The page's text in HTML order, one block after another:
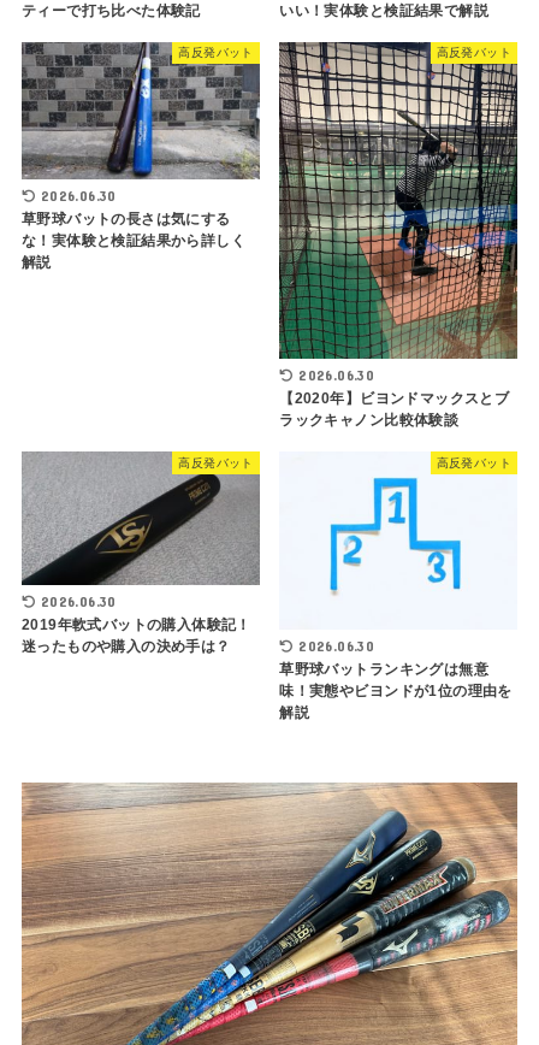
ティーで打ち比べた体験記
いい！実体験と検証結果で解説
高反発バット
2026.06.30
草野球バットの長さは気にする
な！実体験と検証結果から詳しく
解説
高反発バット
2026.06.30
【2020年】ビヨンドマックスとブ
ラックキャノン比較体験談
高反発バット
2026.06.30
2019年軟式バットの購入体験記！
迷ったものや購入の決め手は？
高反発バット
2026.06.30
草野球バットランキングは無意
味！実態やビヨンドが1位の理由を
解説